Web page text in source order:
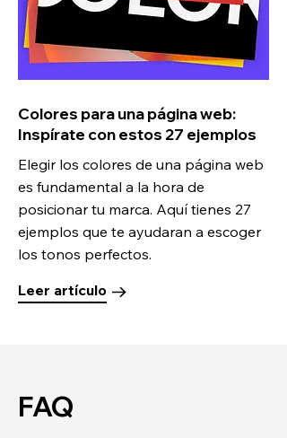
Colores para una página web:
Inspírate con estos 27 ejemplos
Elegir los colores de una página web
es fundamental a la hora de
posicionar tu marca. Aquí tienes 27
ejemplos que te ayudaran a escoger
los tonos perfectos.
Leer artículo
FAQ